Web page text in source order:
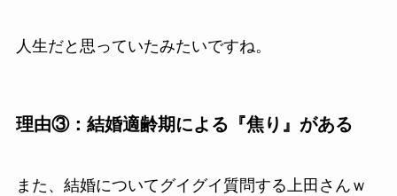
人生だと思っていたみたいですね。
理由③：結婚適齢期による『焦り』がある
また、結婚についてグイグイ質問する上田さんｗ